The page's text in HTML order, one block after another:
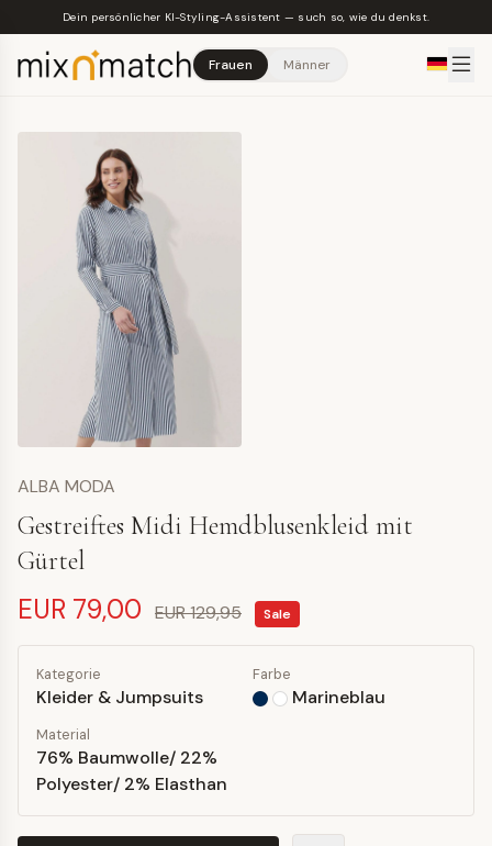
Skip to main content
Dein persönlicher KI-Styling-Assistent — such so, wie du denkst.
Frauen Männer
ALBA MODA
Gestreiftes Midi Hemdblusenkleid mit
Gürtel
EUR 79,00 EUR 129,95 Sale
Kategorie
Kleider & Jumpsuits
Farbe
Marineblau
Material
76% Baumwolle/ 22%
Polyester/ 2% Elasthan